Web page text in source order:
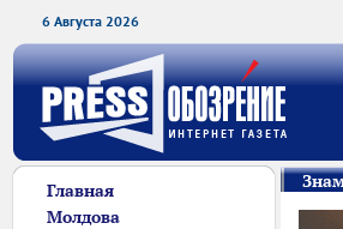
6 Августа 2026
Главная
Молдова